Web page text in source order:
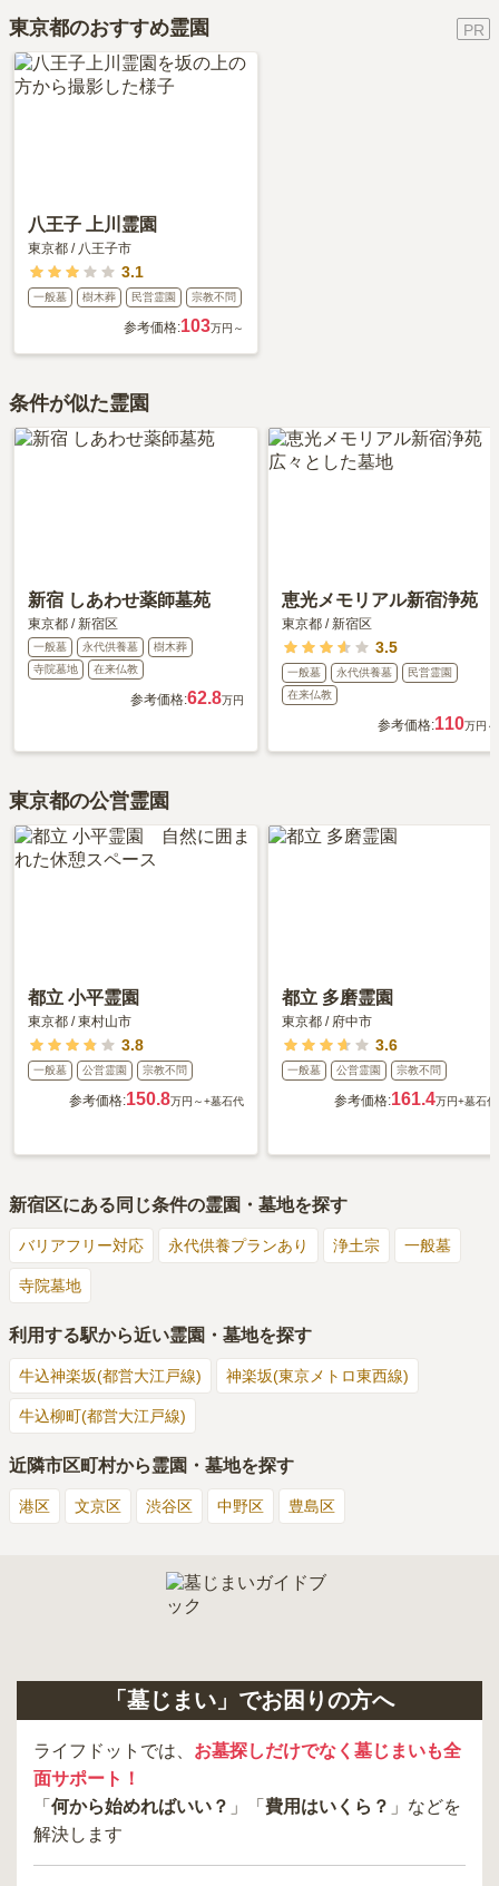
確認ください。
東京都のおすすめ霊園
八王子 上川霊園
東京都 / 八王子市
3.1
一般墓 樹木葬 民営霊園 宗教不問
参考価格:103万円～
条件が似た霊園
新宿 しあわせ薬師墓苑
東京都 /新宿区
一般墓 永代供養墓
樹木葬
寺院墓地
在来仏教
参考価格:62.8万円
恵光メモリアル新宿浄苑
東京都 /新宿区
3.5
一般墓 永代供養墓
民営霊園
在来仏教
参考価格:110万円～
東京都の公営霊園
都立 小平霊園
東京都 /東村山市
3.8
一般墓 公営霊園 宗教不問
参考価格:150.8万円～+墓石代
都立 多磨霊園
東京都 / 府中市
3.6
一般墓 公営霊園 宗教不問
参考価格:161.4万円+墓石代
新宿区にある同じ条件の霊園・墓地を探す
バリアフリー対応 永代供養プランあり 浄土宗 一般墓
寺院墓地
利用する駅から近い霊園・墓地を探す
牛込神楽坂(都営大江戸線) 神楽坂(東京メトロ東西線)
牛込柳町(都営大江戸線)
近隣市区町村から霊園・墓地を探す
港区 文京区 渋谷区 中野区 豊島区
「墓じまい」でお困りの方へ
ライフドットでは、 お墓探しだけでなく墓じまいも全
面サポート！
「 何から始めればいい？ 」「 費用はいくら？ 」などを
解決します